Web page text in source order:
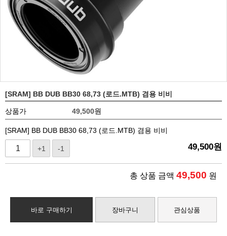
[SRAM] BB DUB BB30 68,73 (로드.MTB) 겸용 비비
상품가 49,500원
[SRAM] BB DUB BB30 68,73 (로드.MTB) 겸용 비비
+1 -1 49,500원
총 상품 금액 49,500 원
바로 구매하기 장바구니 관심상품